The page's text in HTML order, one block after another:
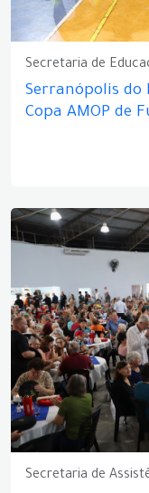
Secretaria de
Serranópolis do
Copa AMOP de
Secretaria de